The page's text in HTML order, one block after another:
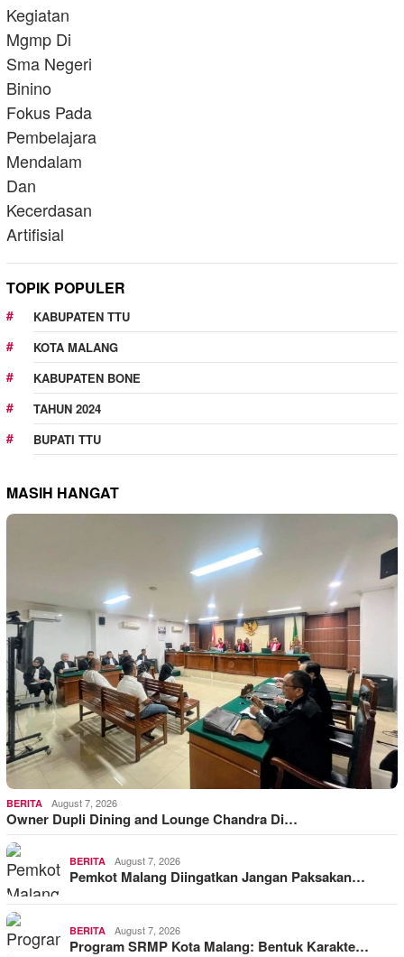
TOPIK POPULER
KABUPATEN TTU
KOTA MALANG
KABUPATEN BONE
TAHUN 2024
BUPATI TTU
MASIH HANGAT
BERITA August 7, 2026
Owner Dupli Dining and Lounge Chandra Di…
BERITA August 7, 2026
Pemkot Malang Diingatkan Jangan Paksakan…
BERITA August 7, 2026
Program SRMP Kota Malang: Bentuk Karakte…